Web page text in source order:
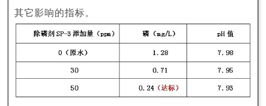
其它影响的指标。